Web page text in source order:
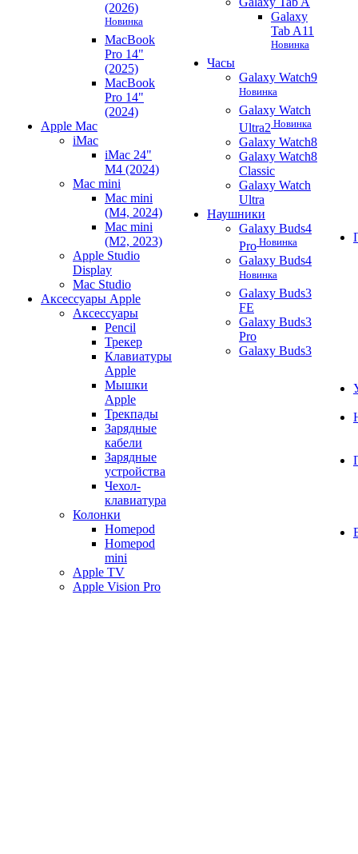
(2026)
Новинка
MacBook
Pro 14"
(2025)
MacBook
Pro 14"
(2024)
Apple Mac
iMac
iMac 24"
M4 (2024)
Mac mini
Mac mini
(M4, 2024)
Mac mini
(M2, 2023)
Apple Studio
Display
Mac Studio
Аксессуары Apple
Аксессуары
Pencil
Трекер
Клавиатуры
Apple
Мышки
Apple
Трекпады
Зарядные
кабели
Зарядные
устройства
Чехол-
клавиатура
Колонки
Homepod
Homepod
mini
Apple TV
Apple Vision Pro
Galaxy
Tab A11
Новинка
Часы
Galaxy Watch9
Новинка
Galaxy Watch
Ultra2 Новинка
Galaxy Watch8
Galaxy Watch8
Classic
Galaxy Watch
Ultra
Наушники
Galaxy Buds4
Pro Новинка
Galaxy Buds4
Новинка
Galaxy Buds3
FE
Galaxy Buds3
Pro
Galaxy Buds3